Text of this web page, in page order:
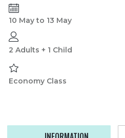
10 May to 13 May
2 Adults + 1 Child
Economy Class